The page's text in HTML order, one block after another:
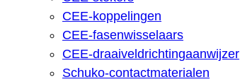
CEE-koppelingen
CEE-fasenwisselaars
CEE-draaiveldrichtingaanwijzer
Schuko-contactmaterialen